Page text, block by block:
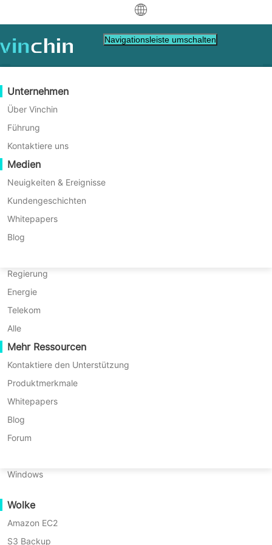
Download Unterstützung
中文
Datenschutz
Backup & Recovery
Echtzeitreplikation
Kontinuierlicher Datenschutz
Offsite-Kopie
Archivierung
Job-Orchestrierung
Workload-Mobilität
V2V-Migration
P2P-Migration
C2C-Migration
C2V-Migration
P2C-Migration
Wiederherstellbarkeit
VM-Wiederherstellungsüberprüfung
OS-Wiederherstellungsüberprüfung
Datensicherheit
Sicherung in die Cloud
GDPR-Compliance
Virtuell
VMware
Hyper-V
Proxmox
XCP-ng
oVirt
H3C CAS/UIS
ZStack
Sangfor HCI
Huawei FusionCompute
Red Hat Virtualization
Oracle OLVM
XenServer/Citrix Hypervisor
KayGrid
InCloud Sphere
Arcfra
FusionOne Compute
NexaVM
Physischer Server
Windows
Wolke
Amazon EC2
S3 Backup
Unterstützung-Ressourcen
Wissensdatenbank
Wie man Videos abspielt
Hilfezentrum
Live-Veranstaltungen
Webinare
Live-Demo
Kundengeschichten
IT Dienstleistungen
Regierung
Energie
Telekom
Alle
Mehr Ressourcen
Kontaktiere den Unterstützung
Produktmerkmale
Whitepapers
Blog
Forum
Kaufanleitung
Erfahren Sie, wie Sie kaufen
Lizenzrichtlinie
Häufig gestellte Fragen
Kontakt
Angebot anfordern
Werden Sie ein Partner
Partner Programm
Werden Sie ein Partner
Finde einen Partner.
Finden Sie einen lokalen Partner
Bereits Partner
Partner-Portal-Anmeldung
Unternehmen
Über Vinchin
Führung
Kontaktiere uns
Medien
Neuigkeiten & Ereignisse
Kundengeschichten
Whitepapers
Blog
Navigationsleiste umschalten
Migrationslösung für
Unternehmen
Einfach, intelligent, kosteneffektiv.
DOWNLOAD KOSTENLOSE TESTVERSION
usw.
* 60-Tage Testversion (Unbegrenzte